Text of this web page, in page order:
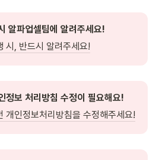
알파업셀팀에 알려주세요!
시, 반드시 알려주세요!
정보 처리방침 수정이 필요해요!
개인정보처리방침을 수정해주세요!